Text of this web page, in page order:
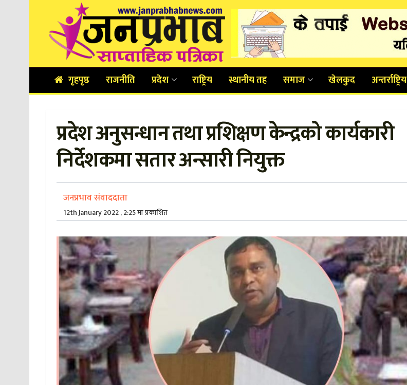
गृहपृष्ठ राजनीति प्रदेश राष्ट्रिय स्थानीय तह समाज खेलकुद अन्तर्राष्ट्रिय
प्रदेश अनुसन्धान तथा प्रशिक्षण केन्द्रको कार्यकारी
निर्देशकमा सतार अन्सारी नियुक्त
जनप्रभाव संवाददाता
12th January 2022 , 2:25 मा प्रकाशित